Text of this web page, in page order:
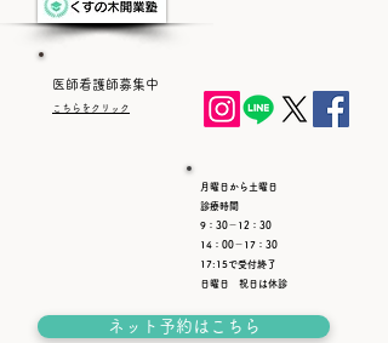
ネット予約はこちら
月曜日から土曜日
診療時間
9：30－12：30
14：00－17：30
17:15で受付終了
日曜日 祝日は休診
​医師看護師募集中​
こちらをクリック